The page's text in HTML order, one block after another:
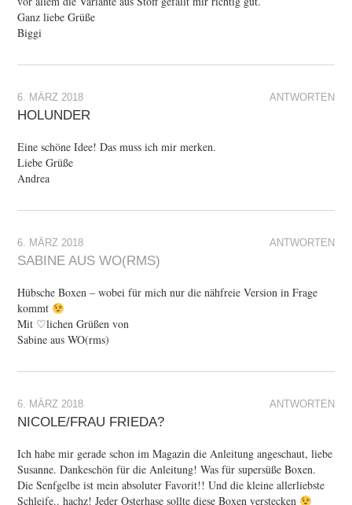
Ganz liebe Grüße
Biggi
ANTWORTEN
6. MÄRZ 2018
HOLUNDER
Eine schöne Idee! Das muss ich mir merken.
Liebe Grüße
Andrea
ANTWORTEN
6. MÄRZ 2018
SABINE AUS WO(RMS)
Hübsche Boxen – wobei für mich nur die nähfreie Version in Frage
kommt
Mit ♡lichen Grüßen von
Sabine aus WO(rms)
ANTWORTEN
6. MÄRZ 2018
NICOLE/FRAU FRIEDA?
Ich habe mir gerade schon im Magazin die Anleitung angeschaut, liebe
Susanne. Dankeschön für die Anleitung! Was für supersüße Boxen.
Die Senfgelbe ist mein absoluter Favorit!! Und die kleine allerliebste
Schleife.. hachz! Jeder Osterhase sollte diese Boxen verstecken